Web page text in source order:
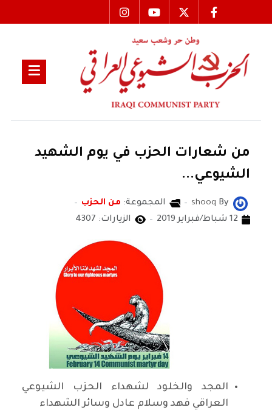
من شعارات الحزب في يوم الشهيد
الشيوعي...
By
shooq المجموعة: من الحزب
12 شباط/فبراير 2019
الزيارات: 4307
المجد والخلود لشهداء الحزب الشيوعي
العراقي فهد وسلام عادل وسائر الشهداء